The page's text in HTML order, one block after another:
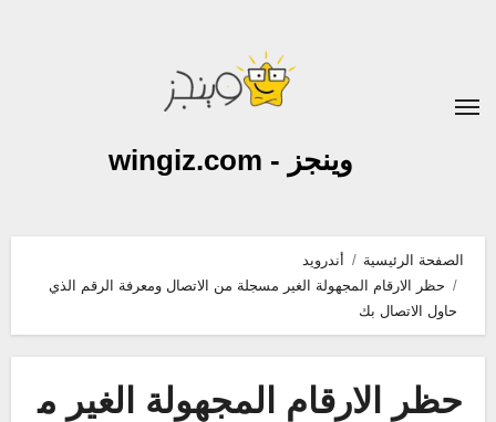
وينجز - wingiz.com
الصفحة الرئيسية
أندرويد
حظر الارقام المجهولة الغير مسجلة من الاتصال ومعرفة الرقم الذي
حاول الاتصال بك
حظر الارقام المجهولة الغير م